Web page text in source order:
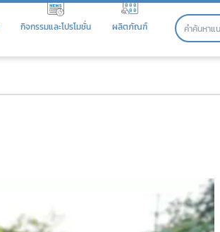
กิจกรรมและโปรโมชั่น ผลิตภัณฑ์